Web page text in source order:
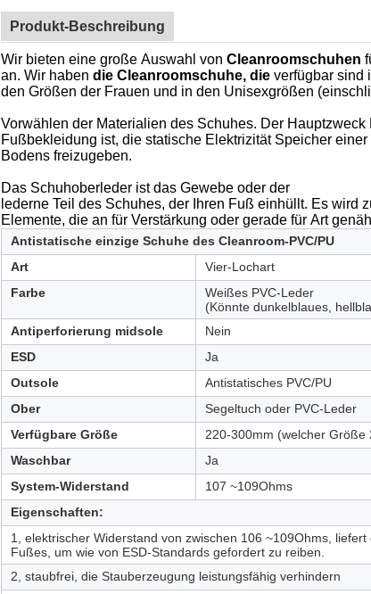
Produkt-Beschreibung
Wir bieten eine große Auswahl von Cleanroomschuhen
an. Wir haben die Cleanroomschuhe, die verfügbar sind
den Größen der Frauen und in den Unisexgrößen
Vorwählen der Materialien des Schuhes. Der Hauptzweck
Fußbekleidung ist, die statische Elektrizität Speicher
Bodens freizugeben.
Das Schuhoberleder ist das Gewebe oder der
lederne Teil des Schuhes, der Ihren Fuß einhüllt. Es wird
Elemente, die an für Verstärkung oder gerade für Art
Antistatische einzige Schuhe des Cleanroom-PVC/PU
Art
Vier-Lochart
Farbe
Weißes PVC-Leder
(Könnte dunkelblaues,
Antiperforierung midsole
Nein
ESD
Ja
Outsole
Antistatisches PVC/PU
Ober
Segeltuch oder PVC-Leder
Verfügbare Größe
220-300mm (welcher Größe
Waschbar
Ja
System-Widerstand
107 ~109Ohms
Eigenschaften:
1, elektrischer Widerstand von zwischen 106 ~109Ohms,
Fußes, um wie von ESD-Standards gefordert zu reiben.
2, staubfrei, die Stauberzeugung leistungsfähig verhindern